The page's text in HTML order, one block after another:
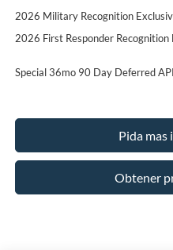
2026 Military Recognition
2026 First Responder Recognition
Special 36mo 90 Day Deferred
Pida mas
Obtener